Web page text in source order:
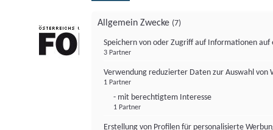
Allgemein Zwecke (7)
Speichern von oder Zugriff auf Informationen auf
3 Partner
Verwendung reduzierter Daten zur Auswahl von
1 Partner
- mit berechtigtem Interesse
1 Partner
Erstellung von Profilen für personalisierte
FONDS professionell